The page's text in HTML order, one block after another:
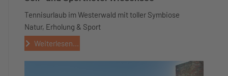
Tennisurlaub im Westerwald mit toller Symbiose
Natur, Erholung & Sport
Weiterlesen...